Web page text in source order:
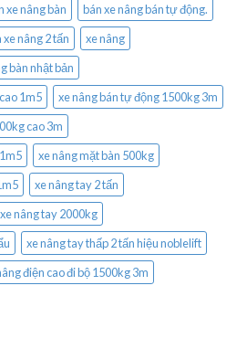
xe nâng bàn
bán xe nâng bán tự động.
xe nâng 2 tấn
xe nâng
bàn nhật bản
1m5
xe nâng bán tự động 1500kg 3m
cao 3m
xe nâng mặt bàn 500kg
xe nâng tay 2 tấn
xe nâng tay 2000kg
xe nâng tay thấp 2 tấn hiệu noblelift
điện cao đi bộ 1500kg 3m